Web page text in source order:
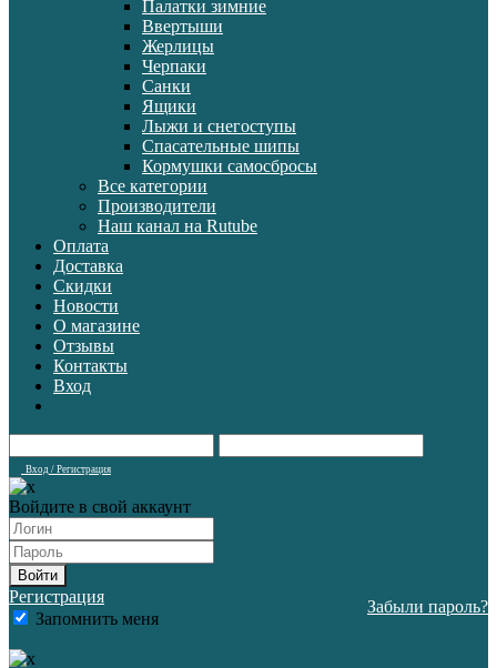
Палатки зимние
Ввертыши
Жерлицы
Черпаки
Санки
Ящики
Лыжи и снегоступы
Спасательные шипы
Кормушки самосбросы
Все категории
Производители
Наш канал на Rutube
Оплата
Доставка
Скидки
Новости
О магазине
Отзывы
Контакты
Вход
Вход / Регистрация
Войдите в свой аккаунт
Войти
Регистрация
Запомнить меня
Забыли пароль?